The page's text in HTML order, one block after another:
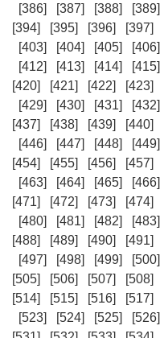
[386]
[387] [388] [389]
[394]
[395] [396] [397]
[403]
[404] [405] [406]
[412]
[413] [414] [415]
[420]
[421] [422] [423]
[429]
[430] [431] [432]
[437]
[438] [439] [440]
[446]
[447] [448] [449]
[454]
[455] [456] [457]
[463]
[464] [465] [466]
[471]
[472] [473] [474]
[480]
[481] [482] [483]
[488]
[489] [490] [491]
[497]
[498] [499] [500]
[505]
[506] [507] [508]
[514]
[515] [516] [517]
[523]
[524] [525] [526]